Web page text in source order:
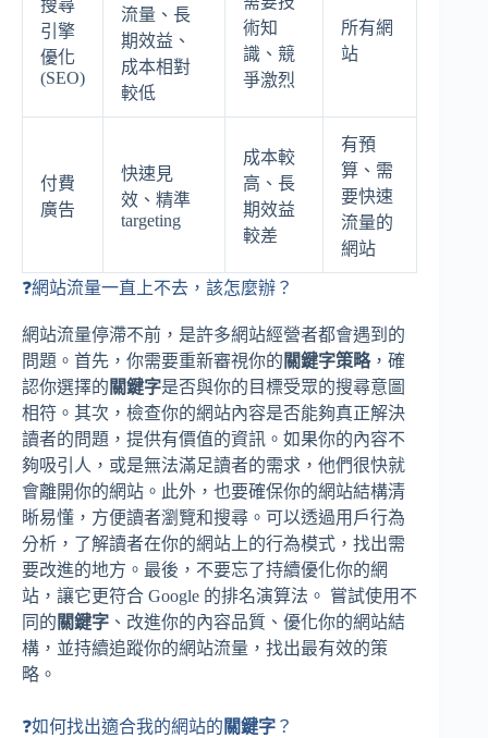
搜尋
引擎
優化
(SEO)
流量、長
期效益、
成本相對
較低
術知
識、競
爭激烈
所有網
站
付費
廣告
快速見
效、精準
targeting
成本較
高、長
期效益
較差
有預
算、需
要快速
流量的
網站
❓網站流量一直上不去，該怎麼辦？
網站流量停滯不前，是許多網站經營者都會遇到的
問題。首先，你需要重新審視你的 關鍵字策略，確
認你選擇的 關鍵字是否與你的目標受眾的搜尋意圖
相符。其次，檢查你的網站內容是否能夠真正解決
讀者的問題，提供有價值的資訊。如果你的內容不
夠吸引人，或是無法滿足讀者的需求，他們很快就
會離開你的網站。此外，也要確保你的網站結構清
晰易懂，方便讀者瀏覽和搜尋。可以透過用戶行為
分析，了解讀者在你的網站上的行為模式，找出需
要改進的地方。最後，不要忘了持續優化你的網
站，讓它更符合 Google 的排名演算法。 嘗試使用不
同的 關鍵字 、改進你的內容品質、優化你的網站結
構，並持續追蹤你的網站流量，找出最有效的策
略。
❓如何找出適合我的網站的 關鍵字 ？